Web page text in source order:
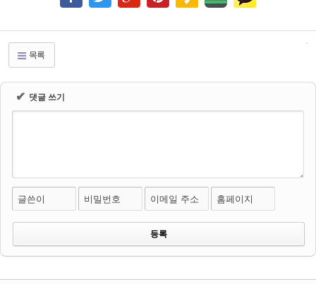
목록
✔ 댓글 쓰기
글쓴이 비밀번호 이메일 주소 홈페이지